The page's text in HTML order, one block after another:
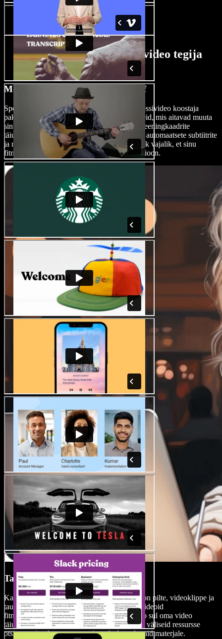
Tehisintellektiga fitnessivideo tegija
funktsioonid
Monteeri fitnessivideoid nagu proff
Speechify Studio tehisintellektil põhinev fitnessivideo koostaja
pakub laia valikut tipptasemel töötlusvahendeid, mis aitavad muuta
sinu fitnessivideo professionaalseks. Alates treeningkaadrite
täiustamisest ja sujuvatest üleminekutest kuni automaatsete subtiitrite
ja muu sarnase lisamiseni – platvormis on kõik vajalik, et sinu
fitnessisisu mõjuks nagu kvaliteetne produktsioon.
Tasuta meediakogu
Kasuta laia autoritasuvaba meediakogu, kus on pilte, videoklippe ja
taustamuusikat, et rikastada oma era- või ärivideoid
fitnessivaldkonnas. See funktsioon võimaldab sul oma video
täiustada professionaalsete elementidega ilma väliseid ressursse
otsimata ning luua vaevata visuaalselt paeluvaid materjale.